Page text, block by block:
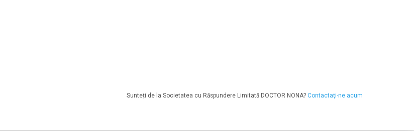
Sunteți de la Societatea cu Răspundere Limitată DOCTOR NONA? Contactaţi-ne acum